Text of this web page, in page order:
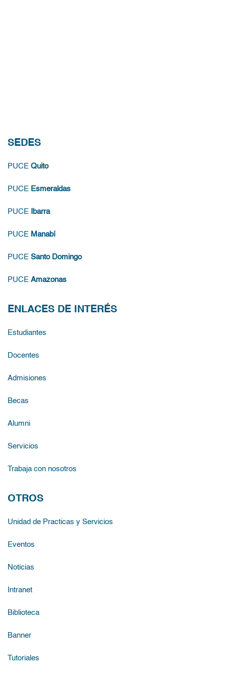
SEDES
PUCE Quito
PUCE Esmeraldas
PUCE Ibarra
PUCE Manabí
PUCE Santo Domingo
PUCE Amazonas
ENLACES DE INTERÉS
Estudiantes
Docentes
Admisiones
Becas
Alumni
Servicios
Trabaja con nosotros
OTROS
Unidad de Practicas y Servicios
Eventos
Noticias
Intranet
Biblioteca
Banner
Tutoriales